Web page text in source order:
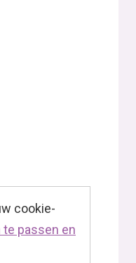
cookie-
passen en